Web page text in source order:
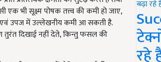
एक भी सूक्ष्म पोषक तत्त्व की कमी हो जाए,
एवं उपज में उल्लेखनीय कमी आ सकती है.
तुरंत दिखाई नहीं देते, किन्तु फसल की
रहे